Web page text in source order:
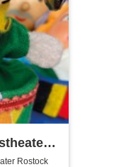
Rostock